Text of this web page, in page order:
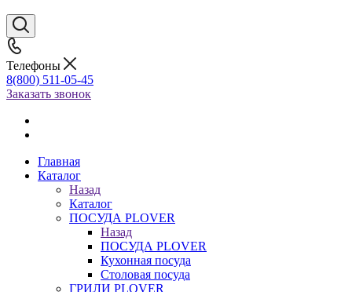
Телефоны
8(800) 511-05-45
Заказать звонок
Главная
Каталог
Назад
Каталог
ПОСУДА PLOVER
Назад
ПОСУДА PLOVER
Кухонная посуда
Столовая посуда
ГРИЛИ PLOVER